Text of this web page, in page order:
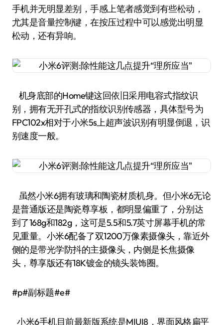
手机并无明显差别，手感上笔者感觉到有些松动，
尤其是音量控制键，在按压过程中可以感觉出明显
松动，还有异响。
机身底部的Home键这回依旧采用电容式指纹识
别，拥有无开孔式的指纹识别传感器，具体型号为
FPC102x相对于小米5s上超声波识别有明显倒退，识
别速度一般。
虽然小米6拥有玻璃和陶瓷材质机身。但小米6无论
是普通版还是陶瓷尊享板，都明显偏重了，分别达
到了168g和182g，这可是5.5和5.7英寸屏幕手机的常
见重量。小米6配备了双1200万像素摄像头，靠近外
侧的是带光学防抖的主摄像头，内侧是长焦摄像
头，尊享版还有18K镀金的镜头装饰圈。
#p#副标题#e#
小米6手机目前最新版系统是MIUI8，界面风格扁平